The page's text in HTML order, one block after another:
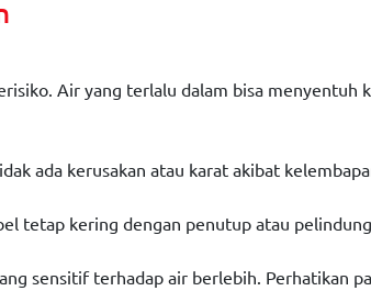
Air yang terlalu dalam bisa menyentuh
ada kerusakan atau karat akibat
tetap kering dengan penutup atau
sensitif terhadap air berlebih. Perhatikan